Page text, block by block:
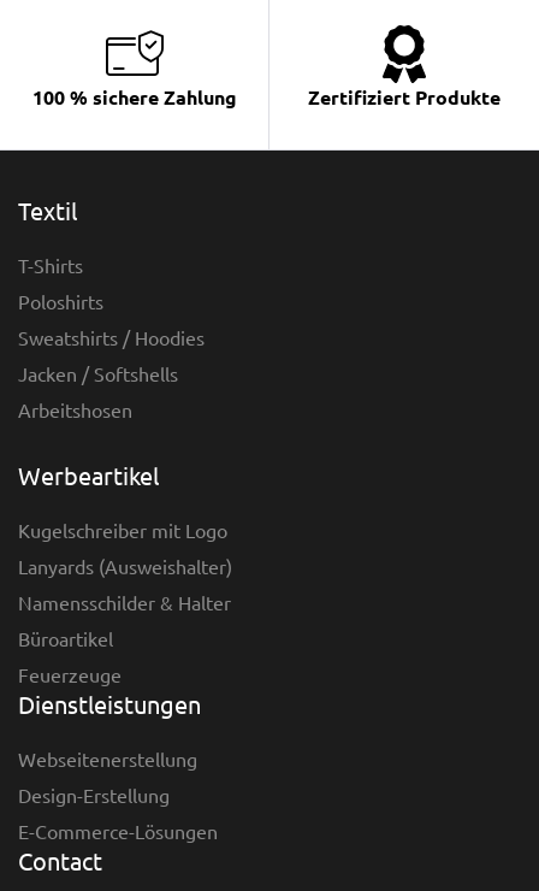
100 % sichere Zahlung Zertifiziert Produkte
Textil
T-Shirts
Poloshirts
Sweatshirts / Hoodies
Jacken / Softshells
Arbeitshosen
Werbeartikel
Kugelschreiber mit Logo
Lanyards (Ausweishalter)
Namensschilder & Halter
Büroartikel
Feuerzeuge
Dienstleistungen
Webseitenerstellung
Design-Erstellung
E-Commerce-Lösungen
Contact